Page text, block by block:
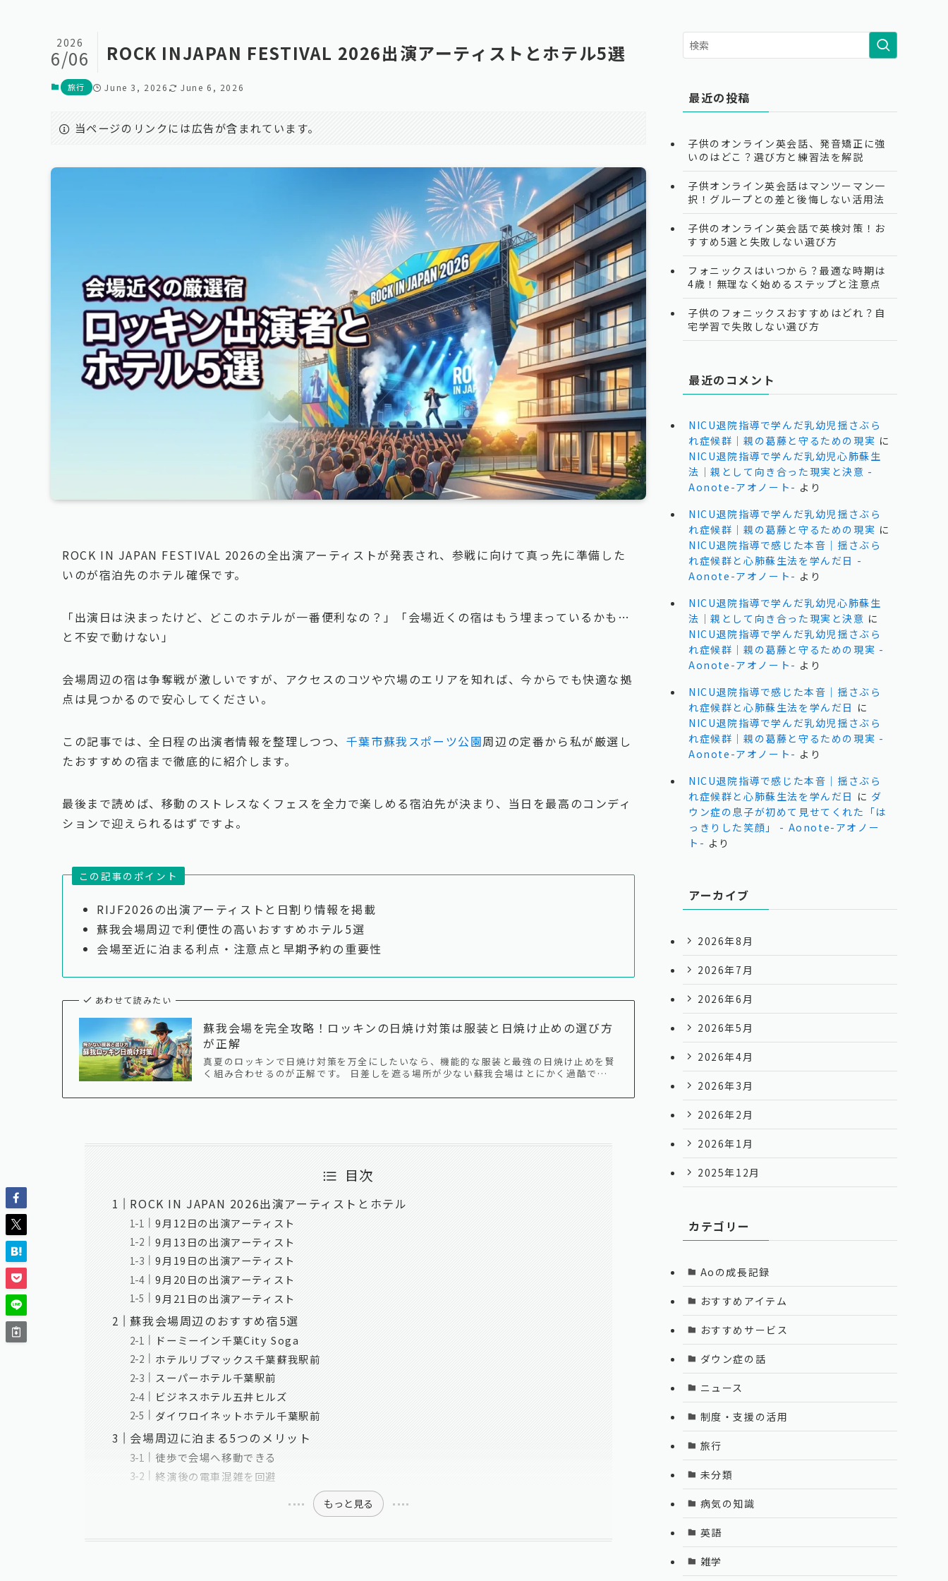
ROCK INJAPAN FESTIVAL 2026出演アーティストとホテル5選
2026
6/06
旅行 June 3, 2026 June 6, 2026
当ページのリンクには広告が含まれています。
ROCK IN JAPAN FESTIVAL 2026の全出演アーティストが発表され、参戦に向けて真っ先に準備した
いのが宿泊先のホテル確保です。
「出演日は決まったけど、どこのホテルが一番便利なの？」「会場近くの宿はもう埋まっているかも…
と不安で動けない」
会場周辺の宿は争奪戦が激しいですが、アクセスのコツや穴場のエリアを知れば、今からでも快適な拠
点は見つかるので安心してください。
この記事では、全日程の出演者情報を整理しつつ、 千葉市蘇我スポーツ公園周辺の定番から私が厳選し
たおすすめの宿まで徹底的に紹介します。
最後まで読めば、移動のストレスなくフェスを全力で楽しめる宿泊先が決まり、当日を最高のコンディ
ションで迎えられるはずですよ。
この記事のポイント
RIJF2026の出演アーティストと日割り情報を掲載
蘇我会場周辺で利便性の高いおすすめホテル5選
会場至近に泊まる利点・注意点と早期予約の重要性
あわせて読みたい
蘇我会場を完全攻略！ロッキンの日焼け対策は服装と日焼け止めの選び方
が正解
真夏のロッキンで日焼け対策を万全にしたいなら、機能的な服装と最強の日焼け止めを賢
く組み合わせるのが正解です。 日差しを遮る場所が少ない蘇我会場はとにかく過酷で…
目次
ROCK IN JAPAN 2026出演アーティストとホテル
9月12日の出演アーティスト
9月13日の出演アーティスト
9月19日の出演アーティスト
9月20日の出演アーティスト
9月21日の出演アーティスト
蘇我会場周辺のおすすめ宿5選
ドーミーイン千葉City Soga
ホテルリブマックス千葉蘇我駅前
スーパーホテル千葉駅前
ビジネスホテル五井ヒルズ
ダイワロイネットホテル千葉駅前
会場周辺に泊まる5つのメリット
徒歩で会場へ移動できる
終演後の電車混雑を回避
もっと見る
最近の投稿
子供のオンライン英会話、発音矯正に強
いのはどこ？選び方と練習法を解説
子供オンライン英会話はマンツーマン一
択！グループとの差と後悔しない活用法
子供のオンライン英会話で英検対策！お
すすめ5選と失敗しない選び方
フォニックスはいつから？最適な時期は
4歳！無理なく始めるステップと注意点
子供のフォニックスおすすめはどれ？自
宅学習で失敗しない選び方
最近のコメント
NICU退院指導で学んだ乳幼児揺さぶら
れ症候群｜親の葛藤と守るための現実 に
NICU退院指導で学んだ乳幼児心肺蘇生
法｜親として向き合った現実と決意 -
Aonote-アオノート- より
NICU退院指導で学んだ乳幼児揺さぶら
れ症候群｜親の葛藤と守るための現実 に
NICU退院指導で感じた本音｜揺さぶら
れ症候群と心肺蘇生法を学んだ日 -
Aonote-アオノート- より
NICU退院指導で学んだ乳幼児心肺蘇生
法｜親として向き合った現実と決意 に
NICU退院指導で学んだ乳幼児揺さぶら
れ症候群｜親の葛藤と守るための現実 -
Aonote-アオノート- より
NICU退院指導で感じた本音｜揺さぶら
れ症候群と心肺蘇生法を学んだ日 に
NICU退院指導で学んだ乳幼児揺さぶら
れ症候群｜親の葛藤と守るための現実 -
Aonote-アオノート- より
NICU退院指導で感じた本音｜揺さぶら
れ症候群と心肺蘇生法を学んだ日 に ダ
ウン症の息子が初めて見せてくれた「は
っきりした笑顔」 - Aonote-アオノー
ト- より
アーカイブ
2026年8月
2026年7月
2026年6月
2026年5月
2026年4月
2026年3月
2026年2月
2026年1月
2025年12月
カテゴリー
Aoの成長記録
おすすめアイテム
おすすめサービス
ダウン症の話
ニュース
制度・支援の活用
旅行
未分類
病気の知識
英語
雑学